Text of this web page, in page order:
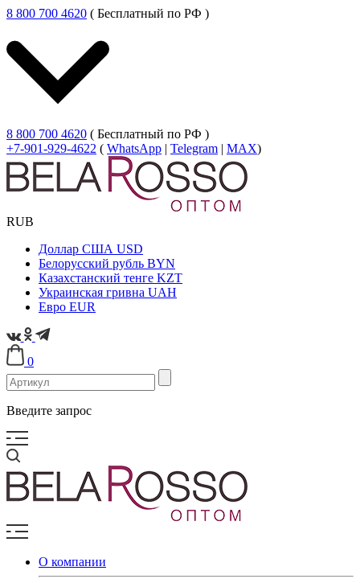
8 800 700 4620 ( Бесплатный по РФ )
8 800 700 4620 ( Бесплатный по РФ )
+7-901-929-4622 ( WhatsApp | Telegram | MAX)
RUB
Доллар США USD
Белорусский рубль BYN
Казахстанский тенге KZT
Украинская гривна UAH
Евро EUR
0
Введите запрос
О компании